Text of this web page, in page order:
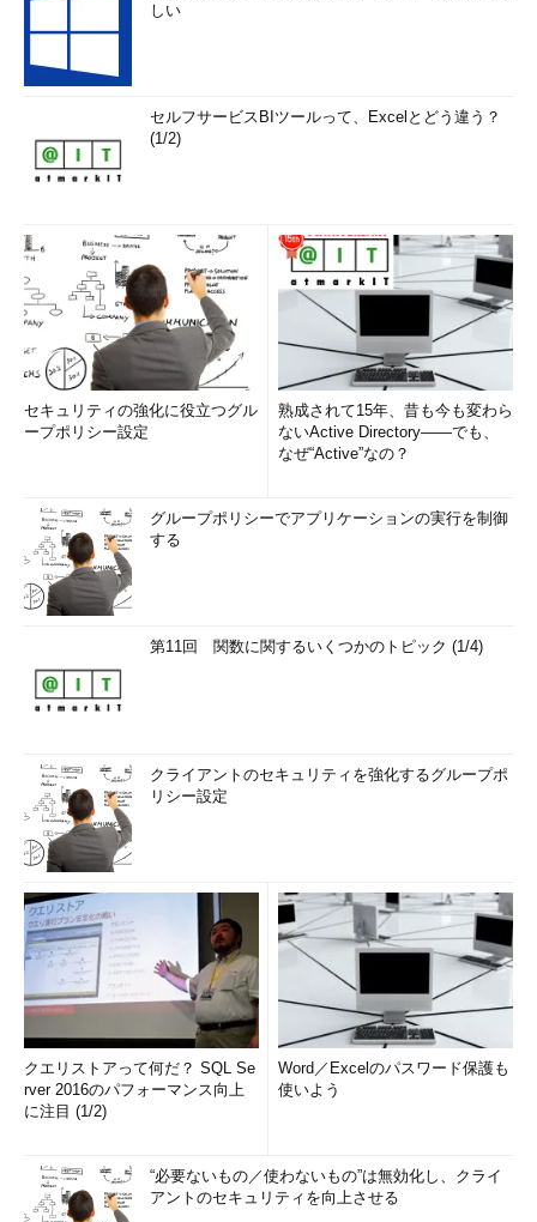
しい
セルフサービスBIツールって、Excelとどう違う？
(1/2)
セキュリティの強化に役立つグル
ープポリシー設定
熟成されて15年、昔も今も変わら
ないActive Directory――でも、
なぜ“Active”なの？
グループポリシーでアプリケーションの実行を制御
する
第11回 関数に関するいくつかのトピック (1/4)
クライアントのセキュリティを強化するグループポ
リシー設定
クエリストアって何だ？ SQL Se
rver 2016のパフォーマンス向上
に注目 (1/2)
Word／Excelのパスワード保護も
使いよう
“必要ないもの／使わないもの”は無効化し、クライ
アントのセキュリティを向上させる